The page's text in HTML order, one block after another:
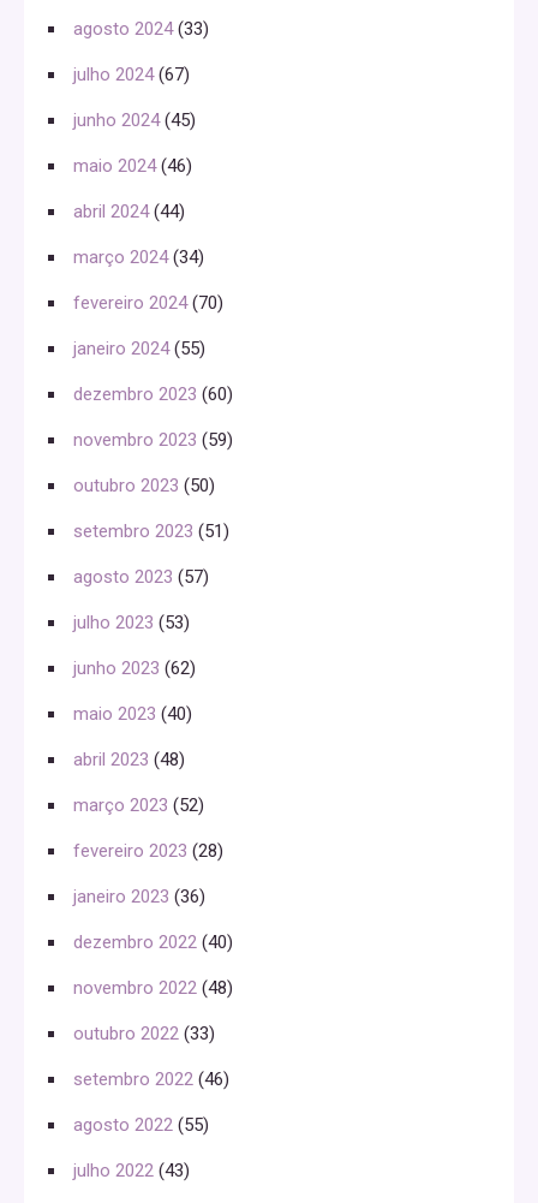
agosto 2024(33)
julho 2024(67)
junho 2024(45)
maio 2024(46)
abril 2024(44)
março 2024(34)
fevereiro 2024(70)
janeiro 2024(55)
dezembro 2023 (60)
novembro 2023 (59)
outubro 2023 (50)
setembro 2023 (51)
agosto 2023 (57)
julho 2023 (53)
junho 2023 (62)
maio 2023 (40)
abril 2023 (48)
março 2023 (52)
fevereiro 2023 (28)
janeiro 2023 (36)
dezembro 2022 (40)
novembro 2022 (48)
outubro 2022 (33)
setembro 2022 (46)
agosto 2022 (55)
julho 2022 (43)